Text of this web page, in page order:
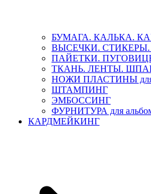
БУМАГА. КАЛЬКА.
ВЫСЕЧКИ.
ПАЙЕТКИ.
ТКАНЬ. ЛЕНТЫ.
НОЖИ ПЛАСТИНЫ для
ШТАМПИНГ
ЭМБОССИНГ
ФУРНИТУРА для
КАРДМЕЙКИНГ